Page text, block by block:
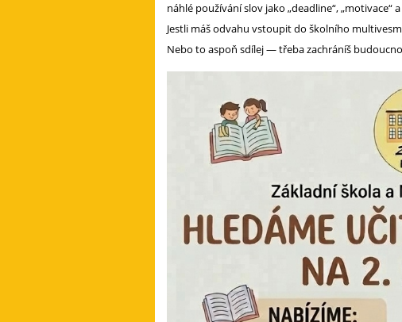
náhlé používání slov jako „deadline“, „motivace“
Jestli máš odvahu vstoupit do školního
Nebo to aspoň sdílej — třeba zachráníš